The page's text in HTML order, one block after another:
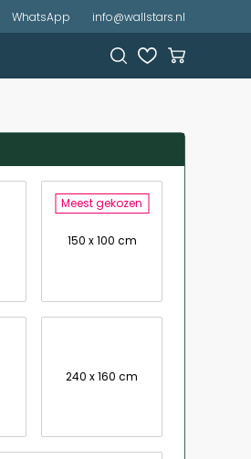
WhatsApp info@wallstars.nl
Meest gekozen
150 x 100 cm
240 x 160 cm